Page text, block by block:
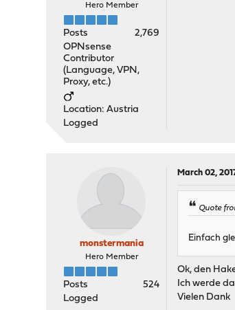
Hero Member
Posts
2,769
OPNsense
Contributor
(Language, VPN,
Proxy, etc.)
Location: Austria
Logged
monstermania
Hero Member
Posts
524
Logged
March 02,
Quote
Einfach
Ok, den
Ich werde
Vielen Dank